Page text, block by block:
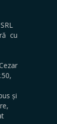
cu
și